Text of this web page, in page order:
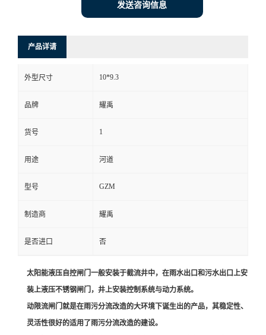
发送咨询信息
产品详请
外型尺寸 10*9.3
品牌 耀禹
货号 1
用途 河道
型号 GZM
制造商 耀禹
是否进口 否
太阳能液压自控闸门一般安装于截流井中，在雨水出口和污水出口上安
装上液压不锈钢闸门，井上安装控制系统与动力系统。
动限流闸门就是在雨污分流改造的大环境下诞生出的产品，其稳定性、
灵活性很好的适用了雨污分流改造的建设。